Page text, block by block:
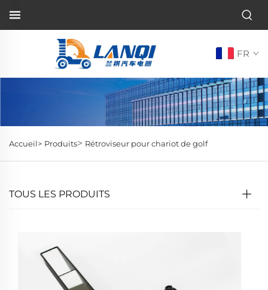
FR
Accueil> Produits> Rétroviseur pour chariot de golf
TOUS LES PRODUITS